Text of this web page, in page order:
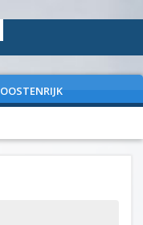
OOSTENRIJK